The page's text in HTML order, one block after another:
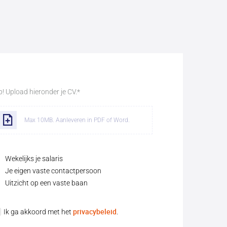
Upload hieronder je CV.*
Selecteer bestanden
Max 10MB. Aanleveren in PDF of Word.
Wekelijks je salaris
Je eigen vaste contactpersoon
Uitzicht op een vaste baan
Ik ga akkoord met het privacybeleid.